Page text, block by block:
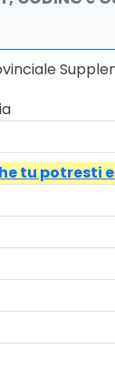
tu potresti